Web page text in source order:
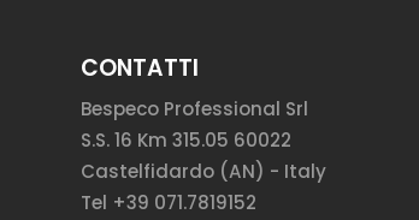
CONTATTI
Bespeco Professional Srl
S.S. 16 Km 315.05 60022
Castelfidardo (AN) - Italy
Tel +39 071.7819152